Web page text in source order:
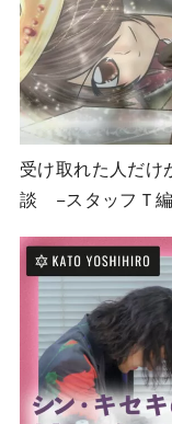
受け取れた人だ
談 −スタッフＴ